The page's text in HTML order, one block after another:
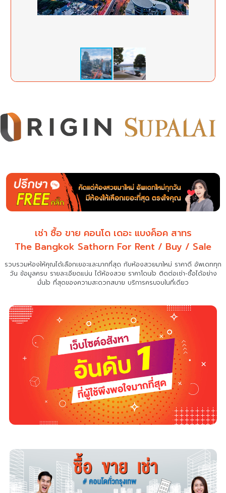
เช่า ซื้อ ขาย คอนโด เดอะ แบงค็อค สาทร
The Bangkok Sathorn For Rent / Buy / Sale
รวบรวมห้องให้คุณได้เลือกเยอะและมากที่สุด กับห้องสวยมาใหม่ ราคาดี อัพเดททุก
วัน ข้อมูลครบ รายละเอียดแน่นได้ห้องสวย ราคาโดนใจ ติดต่อเช่า-ซื้อได้อย่าง
มั่นใจ ที่สุดของความสะดวกสบาย บริการครบจบในที่เดียว